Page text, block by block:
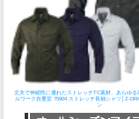
丈夫で伸縮性に優れたストレッチTC素材。あらゆる
ルワーク 自重堂 75904 ストレッチ長袖シャツ│Z-
ン